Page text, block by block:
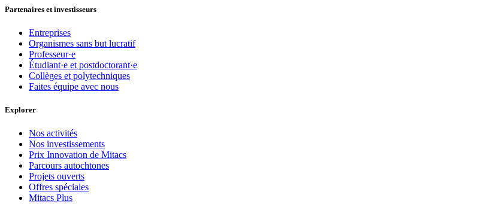
Partenaires et investisseurs
Entreprises
Organismes sans but lucratif
Professeur·e
Étudiant·e et postdoctorant·e
Collèges et polytechniques
Faites équipe avec nous
Explorer
Nos activités
Nos investissements
Prix Innovation de Mitacs
Parcours autochtones
Projets ouverts
Offres spéciales
Mitacs Plus